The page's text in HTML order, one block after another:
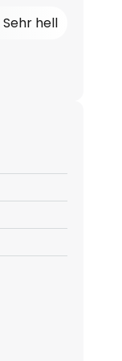
Sehr hell